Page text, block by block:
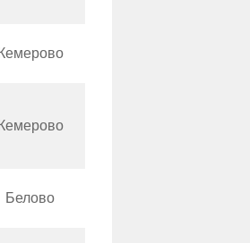
Белово